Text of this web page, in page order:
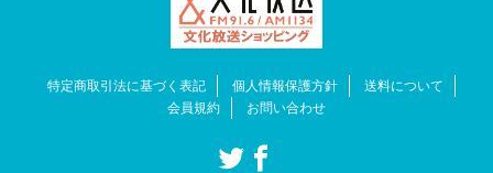
特定商取引法に基づく表記 個人情報保護方針
送料について
会員規約
お問い合わせ